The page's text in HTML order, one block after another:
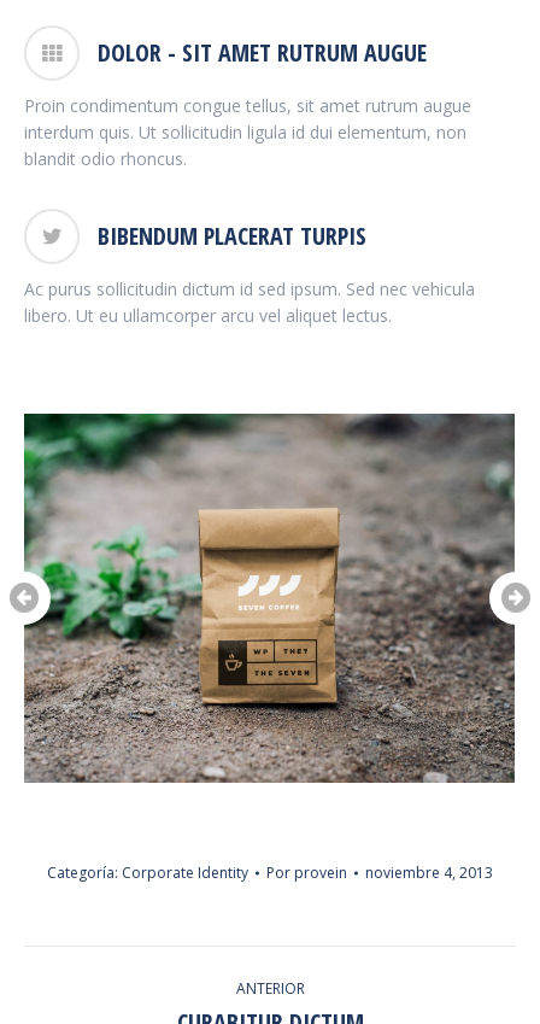
DOLOR - SIT AMET RUTRUM AUGUE
Proin condimentum congue tellus, sit amet rutrum augue
interdum quis. Ut sollicitudin ligula id dui elementum, non
blandit odio rhoncus.
BIBENDUM PLACERAT TURPIS
Ac purus sollicitudin dictum id sed ipsum. Sed nec vehicula
libero. Ut eu ullamcorper arcu vel aliquet lectus.
Categoría: Corporate Identity Por provein noviembre 4, 2013
ANTERIOR